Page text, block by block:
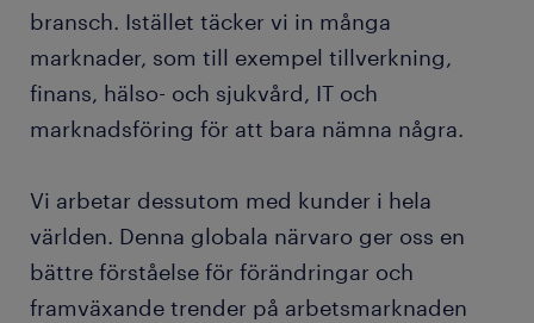
bransch. Istället täcker vi in många
marknader, som till exempel tillverkning,
finans, hälso- och sjukvård, IT och
marknadsföring för att bara nämna några.
Vi arbetar dessutom med kunder i hela
världen. Denna globala närvaro ger oss en
bättre förståelse för förändringar och
framväxande trender på arbetsmarknaden